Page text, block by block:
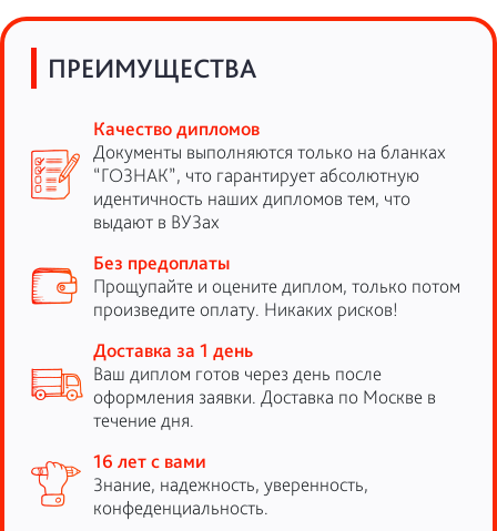
ПРЕИМУЩЕСТВА
Качество дипломов
Документы выполняются только на бланках
“ГОЗНАК”, что гарантирует абсолютную
идентичность наших дипломов тем, что
выдают в ВУЗах
Без предоплаты
Прощупайте и оцените диплом, только потом
произведите оплату. Никаких рисков!
Доставка за 1 день
Ваш диплом готов через день после
оформления заявки. Доставка по Москве в
течение дня.
16 лет с вами
Знание, надежность, уверенность,
конфеденциальность.